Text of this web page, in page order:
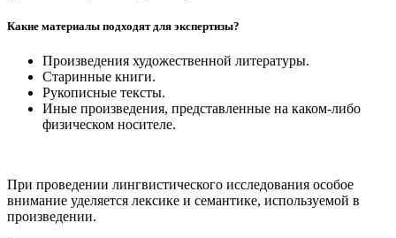
Какие материалы подходят для экспертизы?
Произведения художественной литературы.
Старинные книги.
Рукописные тексты.
Иные произведения, представленные на каком-либо
физическом носителе.
При проведении лингвистического исследования особое
внимание уделяется лексике и семантике, используемой в
произведении.